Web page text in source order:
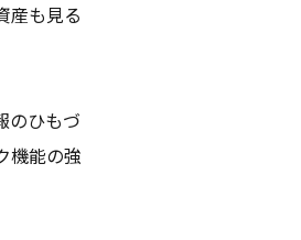
産も見る
のひもづ
機能の強